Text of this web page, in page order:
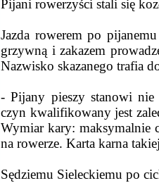
Pijani rowerzyści stali się
Jazda rowerem po
grzywną i zakazem
Nazwisko skazanego trafia
- Pijany pieszy stanowi nie
czyn kwalifikowany jest
Wymiar kary: maksymalnie
na rowerze. Karta karna
Sędziemu Sieleckiemu po